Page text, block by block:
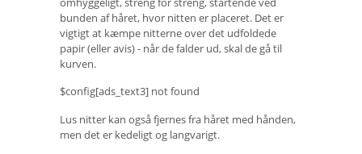
bunden af ​​håret, hvor nitten er placeret. Det er
vigtigt at kæmpe nitterne over det udfoldede
papir (eller avis) - når de falder ud, skal de gå til
kurven.
$config[ads_text3] not found
Lus nitter kan også fjernes fra håret med hånden,
men det er kedeligt og langvarigt.